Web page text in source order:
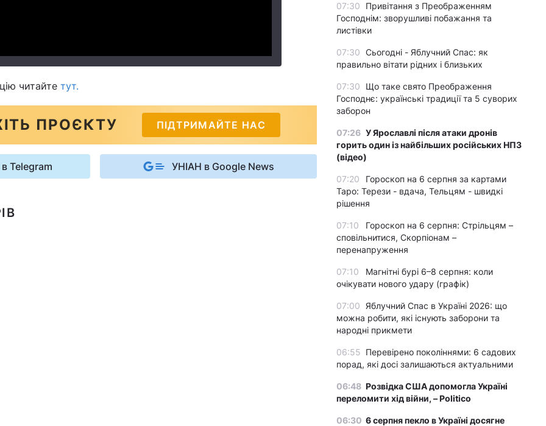
читайте тут.
ПРОЄКТУ ПІДТРИМАЙТЕ НАС
Telegram УНІАН в Google News
07:30
Привітання з Преображенням
Господнім: зворушливі побажання та
листівки
07:30 Сьогодні - Яблучний Спас: як
правильно вітати рідних і близьких
07:30
Що таке свято Преображення
Господнє: українські традиції та 5 суворих
заборон
07:26 У Ярославлі після атаки дронів
горить один із найбільших російських НПЗ
(відео)
07:20
Гороскоп на 6 серпня за картами
Таро: Терези - вдача, Тельцям - швидкі
рішення
07:10
Гороскоп на 6 серпня: Стрільцям –
сповільнитися, Скорпіонам –
перенапруження
07:10
Магнітні бурі 6–8 серпня: коли
очікувати нового удару (графік)
07:00 Яблучний Спас в Україні 2026: що
можна робити, які існують заборони та
народні прикмети
06:55 Перевірено поколіннями: 6 садових
порад, які досі залишаються актуальними
06:48 Розвідка США допомогла Україні
переломити хід війни, – Politico
06:30 6 серпня пекло в Україні досягне